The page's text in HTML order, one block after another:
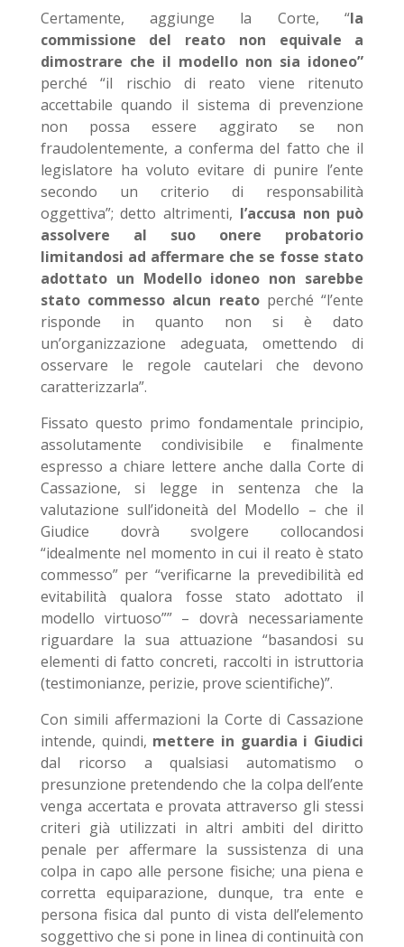
Certamente, aggiunge la Corte, “la
commissione del reato non equivale a
dimostrare che il modello non sia idoneo”
perché “il rischio di reato viene ritenuto
accettabile quando il sistema di prevenzione
non possa essere aggirato se non
fraudolentemente, a conferma del fatto che il
legislatore ha voluto evitare di punire l’ente
secondo un criterio di responsabilità
oggettiva”; detto altrimenti, l’accusa non può
assolvere al suo onere probatorio
limitandosi ad affermare che se fosse stato
adottato un Modello idoneo non sarebbe
stato commesso alcun reato perché “l’ente
risponde in quanto non si è dato
un’organizzazione adeguata, omettendo di
osservare le regole cautelari che devono
caratterizzarla”.
Fissato questo primo fondamentale principio,
assolutamente condivisibile e finalmente
espresso a chiare lettere anche dalla Corte di
Cassazione, si legge in sentenza che la
valutazione sull’idoneità del Modello – che il
Giudice dovrà svolgere collocandosi
“idealmente nel momento in cui il reato è stato
commesso” per “verificarne la prevedibilità ed
evitabilità qualora fosse stato adottato il
modello virtuoso”” – dovrà necessariamente
riguardare la sua attuazione “basandosi su
elementi di fatto concreti, raccolti in istruttoria
(testimonianze, perizie, prove scientifiche)”.
Con simili affermazioni la Corte di Cassazione
intende, quindi, mettere in guardia i Giudici
dal ricorso a qualsiasi automatismo o
presunzione pretendendo che la colpa dell’ente
venga accertata e provata attraverso gli stessi
criteri già utilizzati in altri ambiti del diritto
penale per affermare la sussistenza di una
colpa in capo alle persone fisiche; una piena e
corretta equiparazione, dunque, tra ente e
persona fisica dal punto di vista dell’elemento
soggettivo che si pone in linea di continuità con